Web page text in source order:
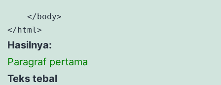
    </body>
</html>
Hasilnya:
Paragraf pertama
Teks tebal